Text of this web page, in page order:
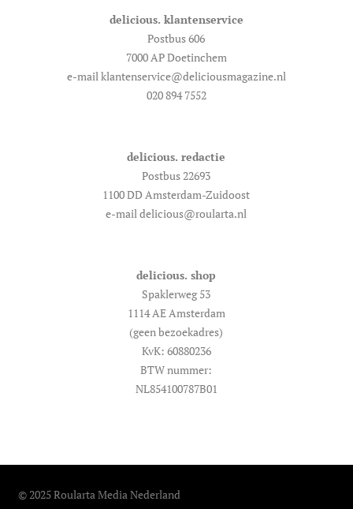
delicious. klantenservice
Postbus 606
7000 AP Doetinchem
e-mail klantenservice@deliciousmagazine.nl
020 894 7552
delicious. redactie
Postbus 22693
1100 DD Amsterdam-Zuidoost
e-mail delicious@roularta.nl
delicious. shop
Spaklerweg 53
1114 AE Amsterdam
(geen bezoekadres)
KvK: 60880236
BTW nummer:
NL854100787B01
© 2025 Roularta Media Nederland